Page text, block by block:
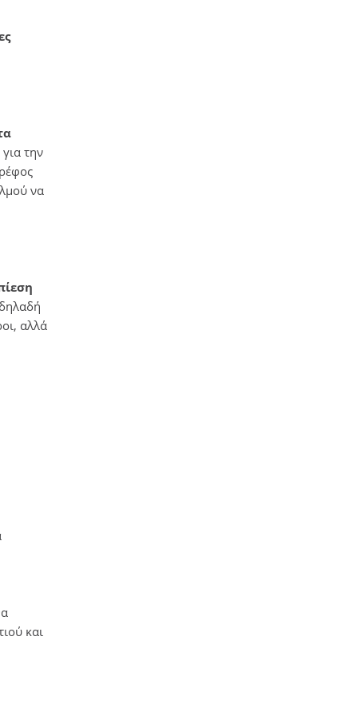
την
να
αλλά
και